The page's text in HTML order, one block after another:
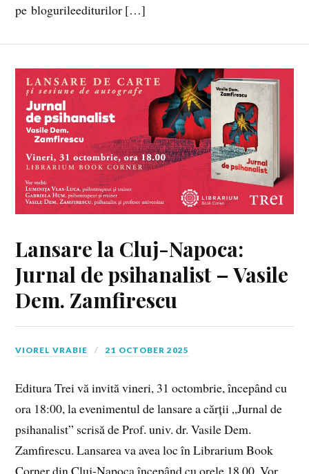
pe blogurileediturilor […]
Lansare la Cluj-Napoca:
Jurnal de psihanalist – Vasile
Dem. Zamfirescu
VIOREL VRABIE 21 OCTOBER 2025
Editura Trei vă invită vineri, 31 octombrie, începând cu
ora 18:00, la evenimentul de lansare a cărții „Jurnal de
psihanalist” scrisă de Prof. univ. dr. Vasile Dem.
Zamfirescu. Lansarea va avea loc în Librarium Book
Corner din Cluj-Napoca începând cu orele 18.00. Vor